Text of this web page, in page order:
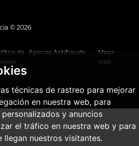
técnicas de rastreo para mejorar
en nuestra web, para
y anuncios
el tráfico en nuestra web y para
nuestros visitantes.
© 2026
de
Agencia Antifraude
Mapa
Web